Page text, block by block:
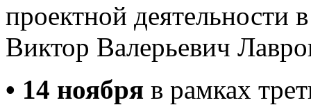
проектной
Виктор Валерьевич
• 14 ноября в рамках